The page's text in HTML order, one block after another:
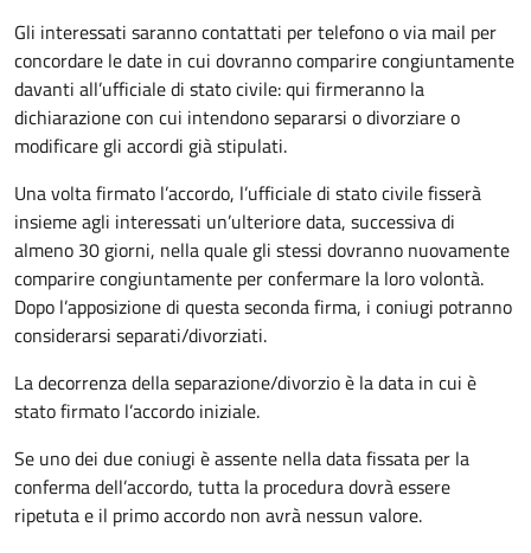
Gli interessati saranno contattati per telefono o via mail per
concordare le date in cui dovranno comparire congiuntamente
davanti all’ufficiale di stato civile: qui firmeranno la
dichiarazione con cui intendono separarsi o divorziare o
modificare gli accordi già stipulati.
Una volta firmato l’accordo, l’ufficiale di stato civile fisserà
insieme agli interessati un’ulteriore data, successiva di
almeno 30 giorni, nella quale gli stessi dovranno nuovamente
comparire congiuntamente per confermare la loro volontà.
Dopo l’apposizione di questa seconda firma, i coniugi potranno
considerarsi separati/divorziati.
La decorrenza della separazione/divorzio è la data in cui è
stato firmato l’accordo iniziale.
Se uno dei due coniugi è assente nella data fissata per la
conferma dell’accordo, tutta la procedura dovrà essere
ripetuta e il primo accordo non avrà nessun valore.